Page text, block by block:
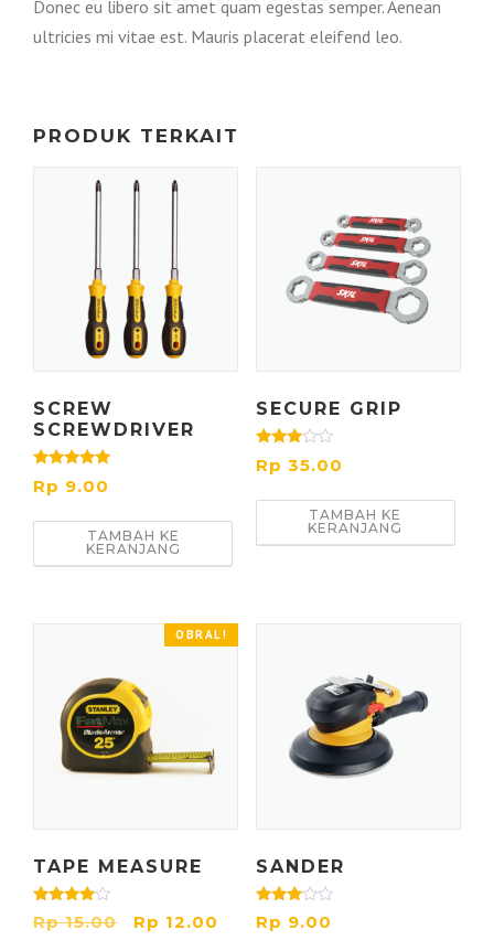
Donec eu libero sit amet quam egestas semper. Aenean
ultricies mi vitae est. Mauris placerat eleifend leo.
PRODUK TERKAIT
SCREW
SCREWDRIVER
Dinilai
5.00
Rp 9.00
TAMBAH KE
KERANJANG
SECURE GRIP
Dinilai
3.00
Rp 35.00
TAMBAH KE
KERANJANG
OBRAL!
TAPE MEASURE
Dinilai
4.00
Rp15.00
H
Rp 12.00
SANDER
Dinilai
3.00
Rp 9.00